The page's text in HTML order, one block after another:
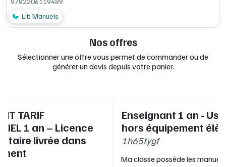
des ressources complémentaires offertes dans votre
manuel numérique enseignant : les corrigés des activités
Lib Manuels
Nos offres
Sélectionner une offre vous permet de commander ou de
générer un devis depuis votre panier.
TARIF
1 an – Licence
livrée dans
Enseignant 1 an -
hors équipement
1h65tygf
Ma classe possède les